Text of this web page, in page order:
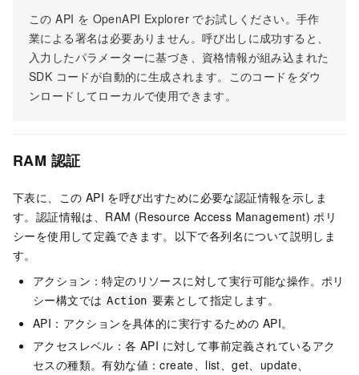
この API を OpenAPI Explorer でお試しください。手作
業による署名は必要ありません。呼び出しに成功すると、
入力したパラメーターに基づき、資格情報が組み込まれた
SDK コードが自動的に生成されます。このコードをダウ
ンロードしてローカルで使用できます。
RAM 認証
下表に、この API を呼び出すために必要な認証情報を示しま
す。認証情報は、RAM (Resource Access Management) ポリ
シーを使用して定義できます。以下で各列名について説明しま
す。
アクション：特定のリソースに対して実行可能な操作。ポリ
シー構文では Action 要素として指定します。
API：アクションを具体的に実行するための API。
アクセスレベル：各 API に対して事前定義されているアク
セスの種類。有効な値：create、list、get、update、